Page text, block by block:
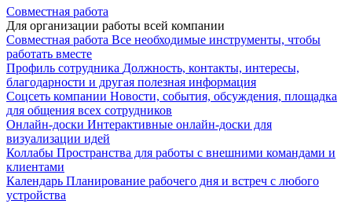
Совместная работа
Для организации работы всей компании
Совместная работа Все необходимые инструменты, чтобы
работать вместе
Профиль сотрудника Должность, контакты, интересы,
благодарности и другая полезная информация
Соцсеть компании Новости, события, обсуждения, площадка
для общения всех сотрудников
Онлайн-доски Интерактивные онлайн-доски для
визуализации идей
Коллабы Пространства для работы с внешними командами и
клиентами
Календарь Планирование рабочего дня и встреч с любого
устройства